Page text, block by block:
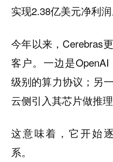
实现2.38亿美元净利润
今年以来，Cerebras
客户。一边是
级别的算力协议；另
云侧引入其芯片做推理
这意味着，它开始
系。